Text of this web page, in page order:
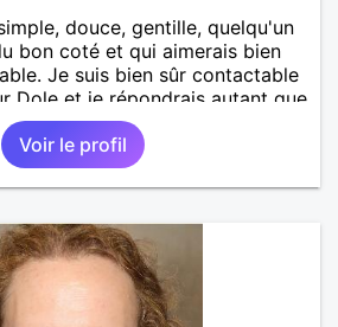
douce, gentille, quelqu'un
bon coté et qui aimerais bien
Je suis bien sûr contactable
Dole et je répondrais autant que
Voir le profil